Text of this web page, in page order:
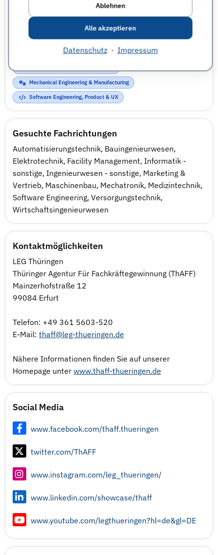
Ablehnen
Alle akzeptieren
Datenschutz· Impressum
Construction, Real Estate & Built Infrastructure
Electrical Engineering, Energy & Automation
Mechanical Engineering & Manufacturing
Software Engineering, Product & UX
Gesuchte Fachrichtungen
Automatisierungstechnik, Bauingenieurwesen,
Elektrotechnik, Facility Management, Informatik -
sonstige, Ingenieurwesen - sonstige, Marketing &
Vertrieb, Maschinenbau, Mechatronik, Medizintechnik,
Software Engineering, Versorgungstechnik,
Wirtschaftsingenieurwesen
Kontaktmöglichkeiten
LEG Thüringen
Thüringer Agentur Für Fachkräftegewinnung (ThAFF)
Mainzerhofstraße 12
99084 Erfurt
Telefon: +49 361 5603-520
E-Mail: thaff@leg-thueringen.de
Nähere Informationen finden Sie auf unserer
Homepage unter www.thaff-thueringen.de
Social Media
www.facebook.com/thaff.thueringen
twitter.com/ThAFF
www.instagram.com/leg_thueringen/
www.linkedin.com/showcase/thaff
www.youtube.com/legthueringen?hl=de&gl=DE